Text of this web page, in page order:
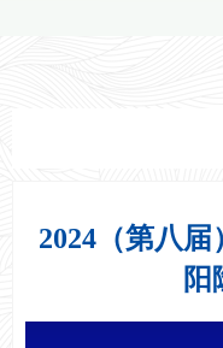
2024（第八
阳